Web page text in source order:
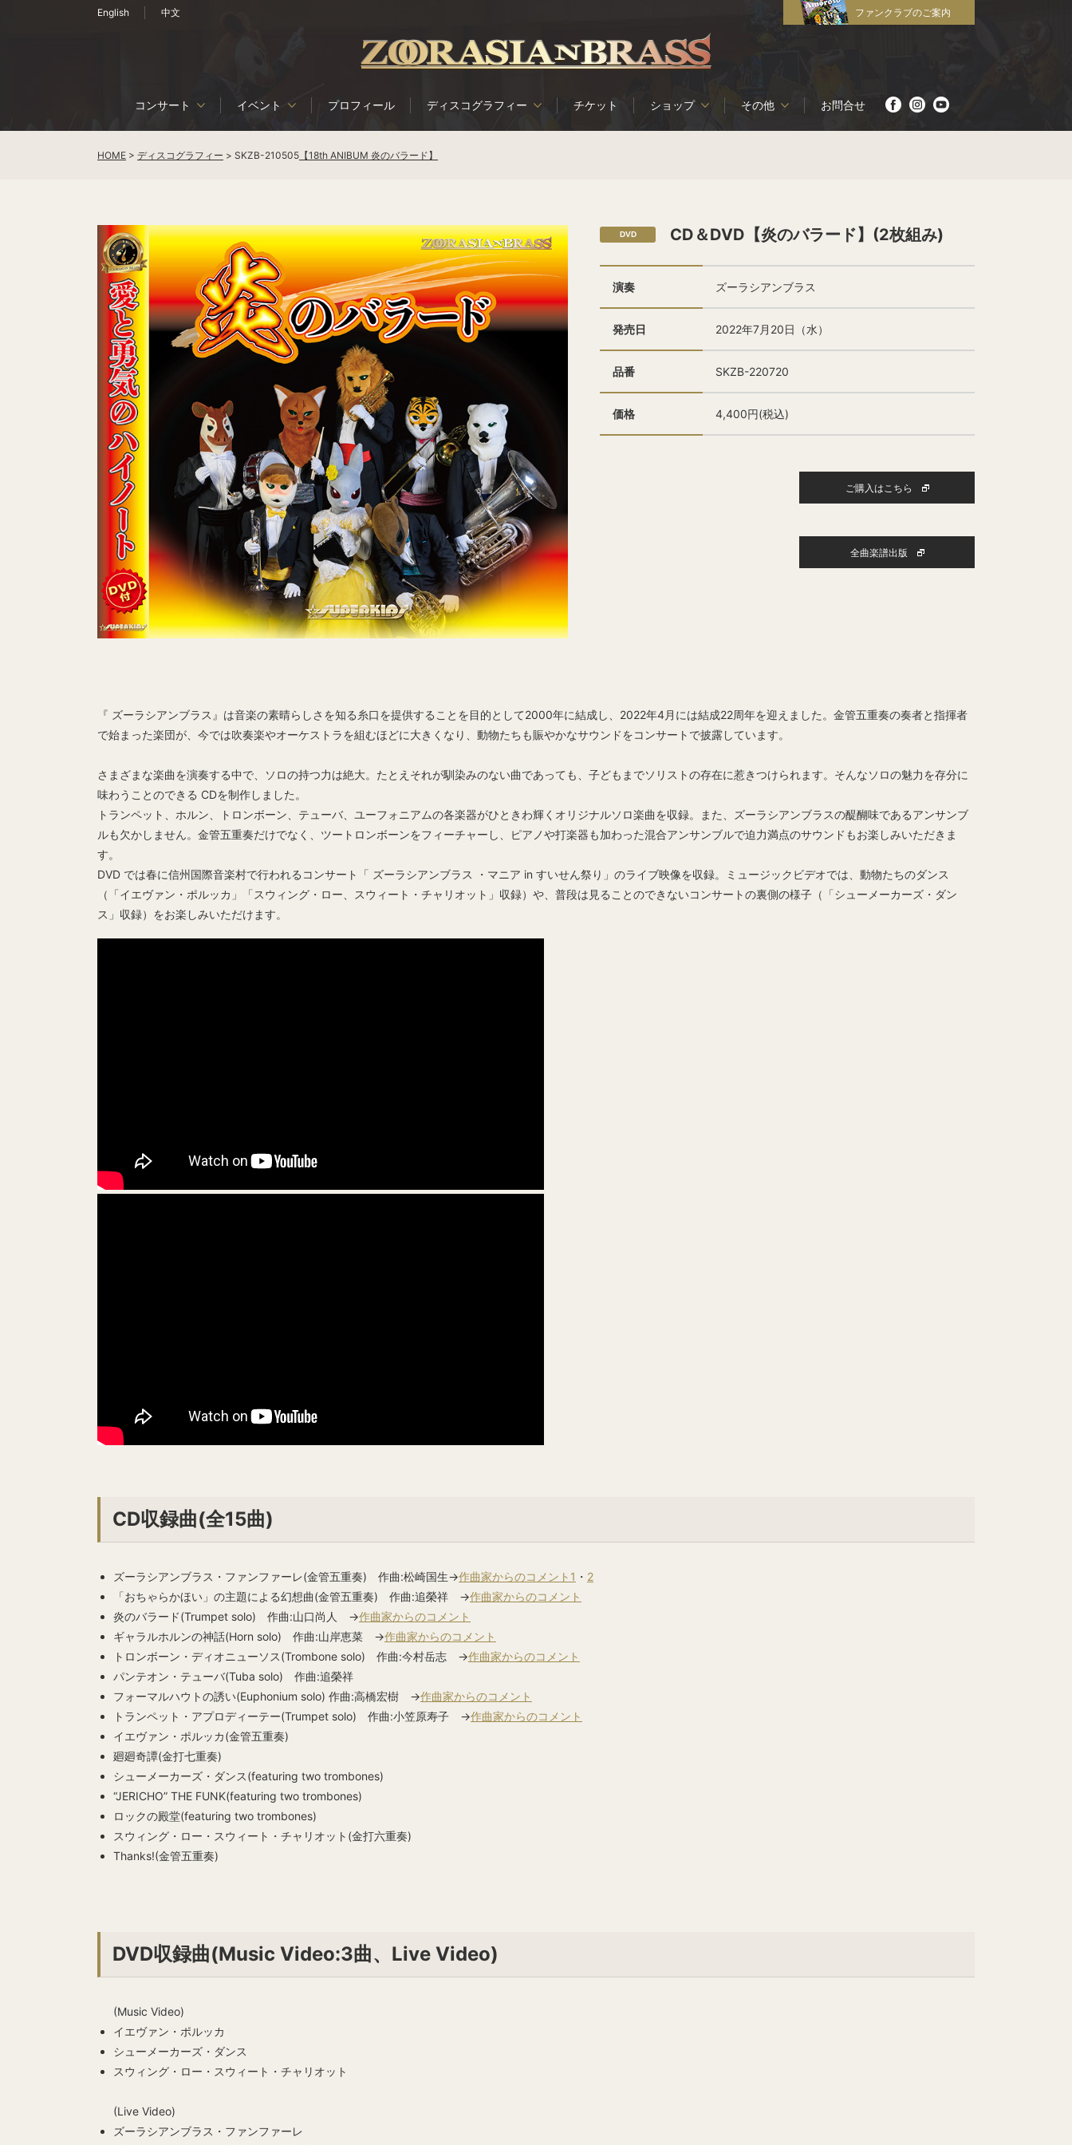
English 中文 ファンクラブのご案内
コンサート イベント プロフィール ディスコグラフィー チケット ショップ その他 お問合せ
HOME > ディスコグラフィー > SKZB-210505 【18th ANIBUM 炎のバラード】
DVD CD＆DVD【炎のバラード】(2枚組み)
演奏 ズーラシアンブラス
発売日 2022年7月20日（水）
品番 SKZB-220720
価格 4,400円(税込)
ご購入はこちら
全曲楽譜出版
『 ズーラシアンブラス』は音楽の素晴らしさを知る糸口を提供することを目的として2000年に結成し、2022年4月には結成22周年を迎えました。金管五重奏の奏者と指揮者
で始まった楽団が、今では吹奏楽やオーケストラを組むほどに大きくなり、動物たちも賑やかなサウンドをコンサートで披露しています。
さまざまな楽曲を演奏する中で、ソロの持つ力は絶大。たとえそれが馴染みのない曲であっても、子どもまでソリストの存在に惹きつけられます。そんなソロの魅力を存分に
味わうことのできる CDを制作しました。
トランペット、ホルン、トロンボーン、テューバ、ユーフォニアムの各楽器がひときわ輝くオリジナルソロ楽曲を収録。また、ズーラシアンブラスの醍醐味であるアンサンブ
ルも欠かしません。金管五重奏だけでなく、ツートロンボーンをフィーチャーし、ピアノや打楽器も加わった混合アンサンブルで迫力満点のサウンドもお楽しみいただきま
す。
DVD では春に信州国際音楽村で行われるコンサート「 ズーラシアンブラス ・マニア in すいせん祭り」のライブ映像を収録。ミュージックビデオでは、動物たちのダンス
（「イエヴァン・ポルッカ」「スウィング・ロー、スウィート・チャリオット」収録）や、普段は見ることのできないコンサートの裏側の様子（「シューメーカーズ・ダン
ス」収録）をお楽しみいただけます。
CD収録曲(全15曲)
ズーラシアンブラス・ファンファーレ(金管五重奏) 作曲:松崎国生→作曲家からのコメント1 ・ 2
「おちゃらかほい」の主題による幻想曲(金管五重奏) 作曲:追榮祥 →作曲家からのコメント
炎のバラード(Trumpet solo) 作曲:山口尚人 →作曲家からのコメント
ギャラルホルンの神話(Horn solo) 作曲:山岸恵菜 →作曲家からのコメント
トロンボーン・ディオニューソス(Trombone solo) 作曲:今村岳志 →作曲家からのコメント
パンテオン・テューバ(Tuba solo) 作曲:追榮祥
フォーマルハウトの誘い(Euphonium solo) 作曲:高橋宏樹 →作曲家からのコメント
トランペット・アプロディーテー(Trumpet solo) 作曲:小笠原寿子 →作曲家からのコメント
イエヴァン・ポルッカ(金管五重奏)
廻廻奇譚(金打七重奏)
シューメーカーズ・ダンス(featuring two trombones)
“JERICHO” THE FUNK(featuring two trombones)
ロックの殿堂(featuring two trombones)
スウィング・ロー・スウィート・チャリオット(金打六重奏)
Thanks!(金管五重奏)
DVD収録曲(Music Video:3曲、Live Video)
(Music Video)
イエヴァン・ポルッカ
シューメーカーズ・ダンス
スウィング・ロー・スウィート・チャリオット
(Live Video)
ズーラシアンブラス・ファンファーレ